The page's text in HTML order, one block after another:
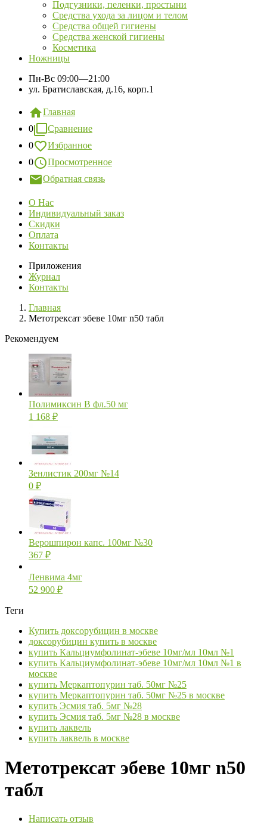
Подгузники, пеленки, простыни
Средства ухода за лицом и телом
Средства общей гигиены
Средства женской гигиены
Косметика
Ножницы
Пн-Вс 09:00—21:00
ул. Братиславская, д.16, корп.1
Главная
0
Сравнение
0
Избранное
0
Просмотренное
Обратная связь
О Нас
Индивидуальный заказ
Скидки
Оплата
Контакты
Приложения
Журнал
Контакты
Главная
Метотрексат эбеве 10мг n50 табл
Рекомендуем
Полимиксин В фл.50 мг
1 168 ₽
Зенлистик 200мг №14
0 ₽
Верошпирон капс. 100мг №30
367 ₽
Ленвима 4мг
52 900 ₽
Теги
Купить доксорубицин в москве
доксорубицин купить в москве
купить Кальциумфолинат-эбеве 10мг/мл 10мл №1
купить Кальциумфолинат-эбеве 10мг/мл 10мл №1 в
москве
купить Меркаптопурин таб. 50мг №25
купить Меркаптопурин таб. 50мг №25 в москве
купить Эсмия таб. 5мг №28
купить Эсмия таб. 5мг №28 в москве
купить лаквель
купить лаквель в москве
Метотрексат эбеве 10мг n50
табл
Написать отзыв